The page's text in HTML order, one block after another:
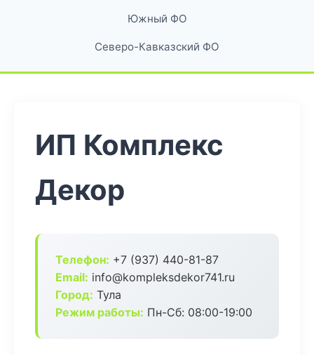
Южный ФО
Северо-Кавказский ФО
ИП Комплекс
Декор
Телефон: +7 (937) 440-81-87
Email: info@kompleksdekor741.ru
Город: Тула
Режим работы: Пн-Сб: 08:00-19:00